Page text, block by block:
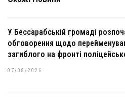
У Бессарабській громаді
обговорення щодо
загиблого на фронті
07/08/2026